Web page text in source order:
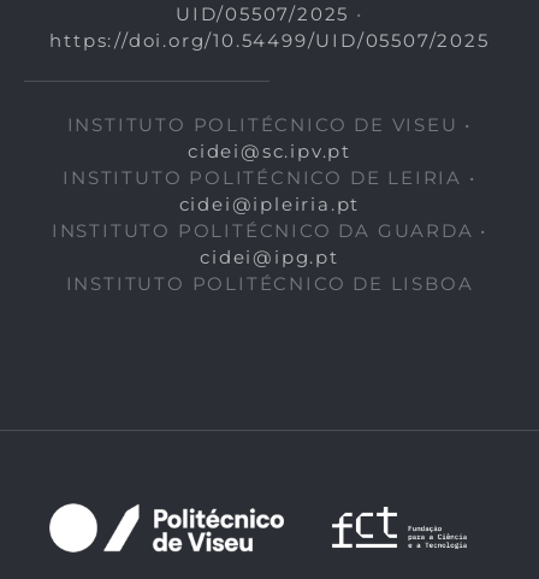
UID/05507/2025 •
https://doi.org/10.54499/UID/05507/2025
INSTITUTO POLITÉCNICO DE VISEU •
cidei@sc.ipv.pt
INSTITUTO POLITÉCNICO DE LEIRIA •
cidei@ipleiria.pt
INSTITUTO POLITÉCNICO DA GUARDA •
cidei@ipg.pt
INSTITUTO POLITÉCNICO DE LISBOA